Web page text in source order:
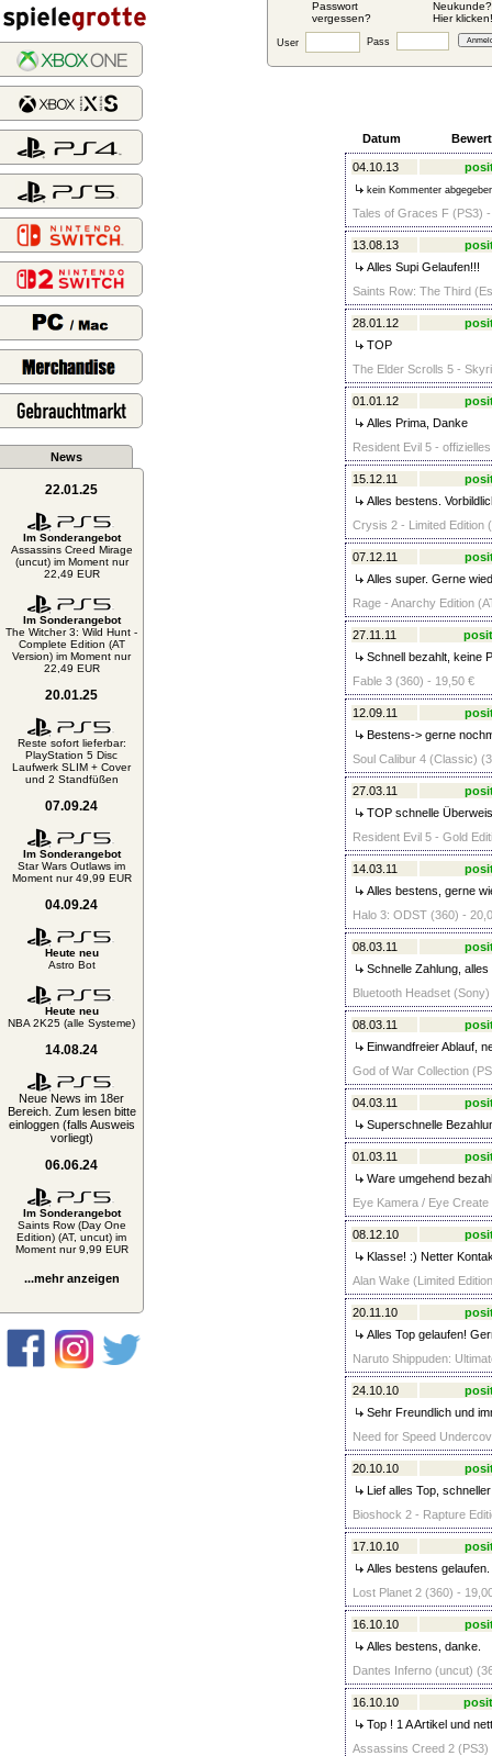
Passwort
vergessen?
Neukunde?
Hier klicken!
User Pass
News
22.01.25
Im Sonderangebot
Assassins Creed Mirage
(uncut) im Moment nur
22,49 EUR
Im Sonderangebot
The Witcher 3: Wild Hunt -
Complete Edition (AT
Version) im Moment nur
22,49 EUR
20.01.25
Reste sofort lieferbar:
PlayStation 5 Disc
Laufwerk SLIM + Cover
und 2 Standfüßen
07.09.24
Im Sonderangebot
Star Wars Outlaws im
Moment nur 49,99 EUR
04.09.24
Heute neu
Astro Bot
Heute neu
NBA 2K25 (alle Systeme)
14.08.24
Neue News im 18er
Bereich. Zum lesen bitte
einloggen (falls Ausweis
vorliegt)
06.06.24
Im Sonderangebot
Saints Row (Day One
Edition) (AT, uncut) im
Moment nur 9,99 EUR
...mehr anzeigen
Datum
04.10.13
kein Kommenter
Tales of Graces F (PS3)
13.08.13
Alles Supi Gelaufen!!!
Saints Row: The Third
28.01.12
TOP
The Elder Scrolls 5 -
01.01.12
Alles Prima, Danke
Resident Evil 5 -
15.12.11
Alles bestens.
Crysis 2 - Limited Edition
07.12.11
Alles super. Gerne
Rage - Anarchy Edition
27.11.11
Schnell bezahlt, keine
Fable 3 (360) - 19,50 €
12.09.11
Bestens-> gerne
Soul Calibur 4 (Classic)
27.03.11
TOP schnelle
Resident Evil 5 - Gold
14.03.11
Alles bestens, gerne
Halo 3: ODST (360) -
08.03.11
Schnelle Zahlung,
Bluetooth Headset
08.03.11
Einwandfreier Ablauf,
God of War Collection
04.03.11
Superschnelle
01.03.11
Ware umgehend
Eye Kamera / Eye
08.12.10
Klasse! :) Netter
Alan Wake (Limited
20.11.10
Alles Top gelaufen!
Naruto Shippuden:
24.10.10
Sehr Freundlich und
Need for Speed
20.10.10
Lief alles Top,
Bioshock 2 - Rapture
17.10.10
Alles bestens gelaufen.
Lost Planet 2 (360) -
16.10.10
Alles bestens, danke.
Dantes Inferno (uncut)
16.10.10
Top ! 1 A Artikel und
Assassins Creed 2 (PS3)